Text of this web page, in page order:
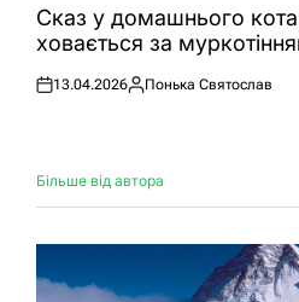
У
Сказ у домашнього
ховається за
Оприлюднено
13.04.2026
Опубліковано
Понька Святослав
Більше від автора